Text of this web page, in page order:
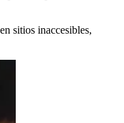
sitios inaccesibles,